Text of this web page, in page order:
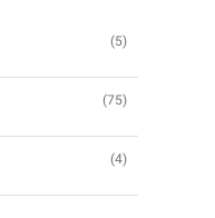
(5)
(75)
(4)